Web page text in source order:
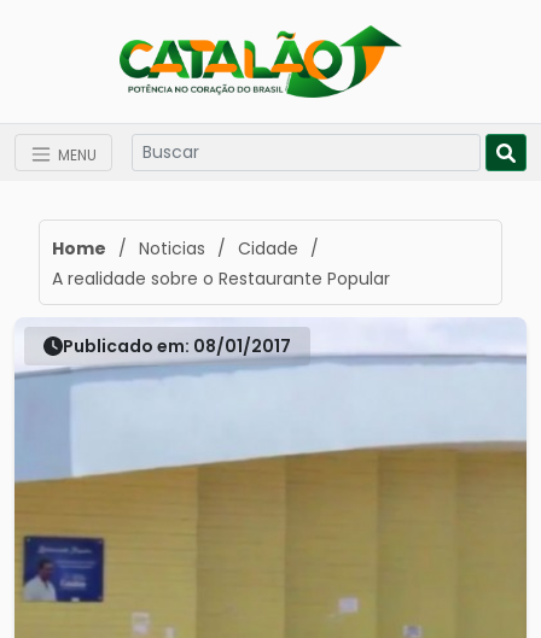
MENU
Home / Noticias / Cidade /
A realidade sobre o Restaurante Popular
Publicado em: 08/01/2017